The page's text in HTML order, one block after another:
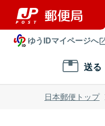
ゆうIDマイページへ
送る
日本郵便トップ